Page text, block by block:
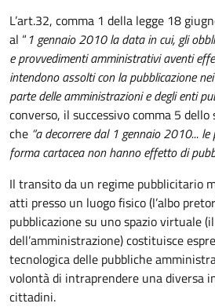
L’art.32, comma 1 della legge 18
al “1 gennaio 2010 la data in cui, gli
e provvedimenti amministrativi aventi
intendono assolti con la pubblicazione
parte delle amministrazioni e degli enti
converso, il successivo comma 5
che “a decorrere dal 1 gennaio 2010...
forma cartacea non hanno effetto di
Il transito da un regime pubblicitario
atti presso un luogo fisico (l’albo
pubblicazione su uno spazio virtuale
dell’amministrazione) costituisce
tecnologica delle pubbliche
volontà di intraprendere una diversa
cittadini.